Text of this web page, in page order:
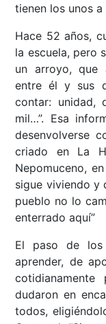
tienen los unos
Hace 52 años,
la escuela, pero
un arroyo, que
entre él y sus
contar: unidad,
mil…”. Esa
desenvolverse
criado en La
Nepomuceno,
sigue viviendo y
pueblo no lo
enterrado aquí”
El paso de
aprender, de
dudaron en
todos,